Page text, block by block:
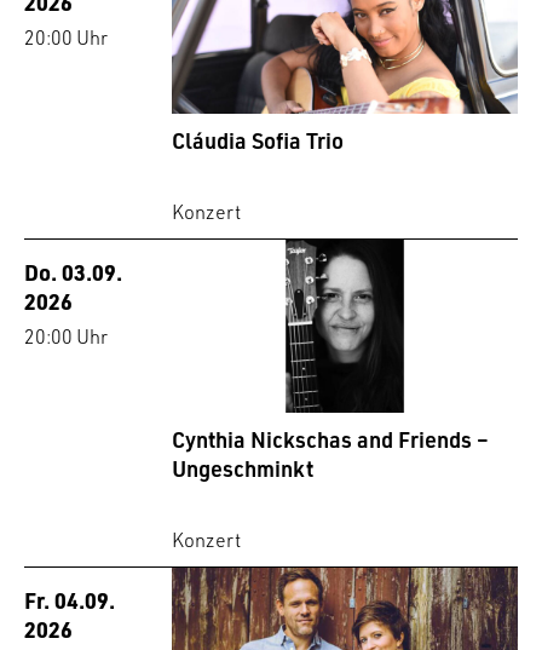
20:00 Uhr
Cláudia Sofia Trio
Konzert
Do. 03.09.
2026
20:00 Uhr
Cynthia Nickschas and Friends –
Ungeschminkt
Konzert
Fr. 04.09.
2026